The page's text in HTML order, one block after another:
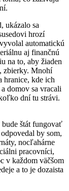
ukázalo sa
hrozí
automatickú
aj finančnú
na to, aby žiaden
zbierky. Mnohí
hranice, kde ich
domov sa vracali
dní tu strávi.
bude štát fungovať
by som,
nocľahárne
pracovníci,
v každom väčšom
a to je dozaista